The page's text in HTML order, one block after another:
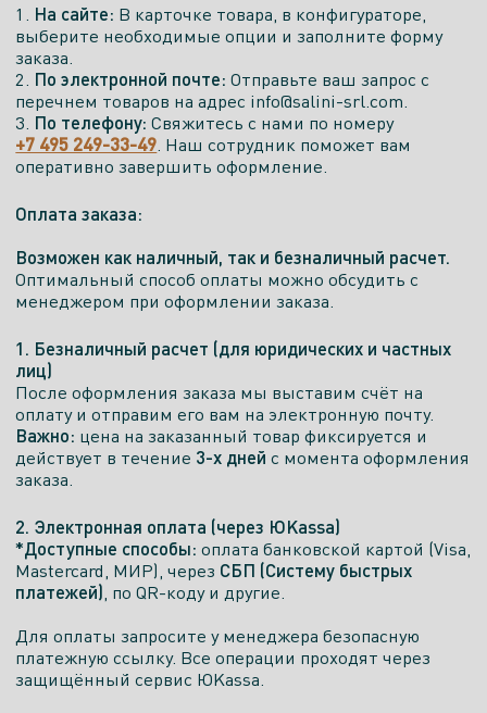
10:00-
19:00
Есть экспозиция
Салон
Москва, Каширское шоссе 19к1, 3-й этаж,
павильон 3А-8п и павильон 3D112
ПН. - ПТ.
10:00-
21:00
10:00-
21:00
10:00-
21:00
Есть экспозиция
Салон
Интерьерный салон Loendtti
Москва, Фрунзенская набережная, 16, корп. 1
Показать телефон
1. На сайте: В карточке товара, в конфигураторе,
выберите необходимые опции и заполните форму
заказа.
2. По электронной почте: Отправьте ваш запрос с
перечнем товаров на адрес info@salini-srl.com.
3. По телефону: Свяжитесь с нами по номеру
+7 495 249-33-49 . Наш сотрудник поможет вам
оперативно завершить оформление.
Оплата заказа:
Возможен как наличный, так и безналичный расчет.
Оптимальный способ оплаты можно обсудить с
менеджером при оформлении заказа.
1. Безналичный расчет (для юридических и частных
лиц)
После оформления заказа мы выставим счёт на
оплату и отправим его вам на электронную почту.
Важно: цена на заказанный товар фиксируется и
действует в течение 3-х дней с момента оформления
заказа.
2. Электронная оплата (через ЮKassa)
*Доступные способы: оплата банковской картой (Visa,
Mastercard, МИР), через СБП (Систему быстрых
платежей) , по QR-коду и другие.
Для оплаты запросите у менеджера безопасную
платежную ссылку. Все операции проходят через
защищённый сервис ЮKassa.